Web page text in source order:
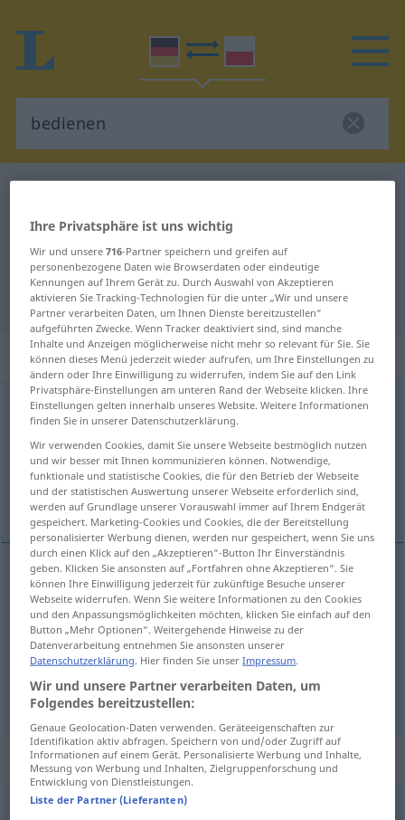
Deutsch-Polnisch Übersetzung für
"bedienen"
"bedienen" Polnisch Übersetzung
„bedienen“: transitives Verb
bedienenv/t <bedienen>
Übersicht aller Übersetzungen
(Für mehr Details die Übersetzung anklicken/antippen)
usługiwać komuś, obsługiwać
usługiwać komuś bedienen
obsługiwać<-służyć> bedienen Kunden,
Maschine
„bedienen“: reflexives Verb
bedienen v/r <bedienen>
Ihre Privatsphäre ist uns wichtig
Wir und unsere716-Partner speichern und greifen auf
personenbezogene Daten wie Browserdaten oder eindeutige
Kennungen auf Ihrem Gerät zu. Durch Auswahl von Akzeptieren
aktivieren Sie Tracking-Technologien für die unter „Wir und unsere
Partner verarbeiten Daten, um Ihnen Dienste bereitzustellen“
aufgeführten Zwecke. Wenn Tracker deaktiviert sind, sind manche
Inhalte und Anzeigen möglicherweise nicht mehr so relevant für Sie. Sie
können dieses Menü jederzeit wieder aufrufen, um Ihre Einstellungen zu
ändern oder Ihre Einwilligung zu widerrufen, indem Sie auf den Link
Privatsphäre-Einstellungen am unteren Rand der Webseite klicken. Ihre
Einstellungen gelten innerhalb unseres Website. Weitere Informationen
finden Sie in unserer Datenschutzerklärung.
Wir verwenden Cookies, damit Sie unsere Webseite bestmöglich nutzen
und wir besser mit Ihnen kommunizieren können. Notwendige,
funktionale und statistische Cookies, die für den Betrieb der Webseite
und der statistischen Auswertung unserer Webseite erforderlich sind,
werden auf Grundlage unserer Vorauswahl immer auf Ihrem Endgerät
gespeichert. Marketing-Cookies und Cookies, die der Bereitstellung
personalisierter Werbung dienen, werden nur gespeichert, wenn Sie uns
durch einen Klick auf den „Akzeptieren“-Button Ihr Einverständnis
geben. Klicken Sie ansonsten auf „Fortfahren ohne Akzeptieren“. Sie
können Ihre Einwilligung jederzeit für zukünftige Besuche unserer
Webseite widerrufen. Wenn Sie weitere Informationen zu den Cookies
und den Anpassungsmöglichkeiten möchten, klicken Sie einfach auf den
Button „Mehr Optionen“. Weitergehende Hinweise zu der
Datenverarbeitung entnehmen Sie ansonsten unserer
Datenschutzerklärung. Hier finden Sie unserImpressum.
Wir und unsere Partner verarbeiten Daten, um
Folgendes bereitzustellen:
Genaue Geolocation-Daten verwenden. Geräteeigenschaften zur
Identifikation aktiv abfragen. Speichern von und/oder Zugriff auf
Informationen auf einem Gerät. Personalisierte Werbung und Inhalte,
Messung von Werbung und Inhalten, Zielgruppenforschung und
Entwicklung von Dienstleistungen.
Liste der Partner (Lieferanten)